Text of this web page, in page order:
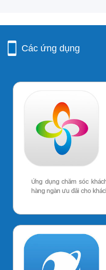
Các ứng dụng
Ứng dụng chăm sóc
hàng ngàn ưu đãi cho